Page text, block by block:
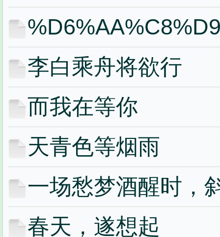
李白乘舟将欲行
而我在等你
天青色等烟雨
一场愁梦酒醒时，
春天，遂想起